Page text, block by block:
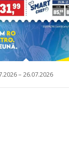
– 26.07.2026